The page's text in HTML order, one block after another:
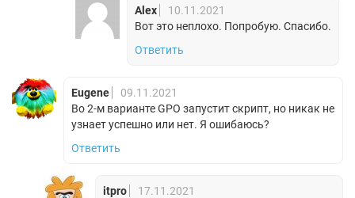
Alex
10.11.2021
Вот это неплохо. Попробую. Спасибо.
Ответить
Eugene
09.11.2021
Во 2-м варианте GPO запустит скрипт, но никак не
узнает успешно или нет. Я ошибаюсь?
Ответить
itpro
17.11.2021